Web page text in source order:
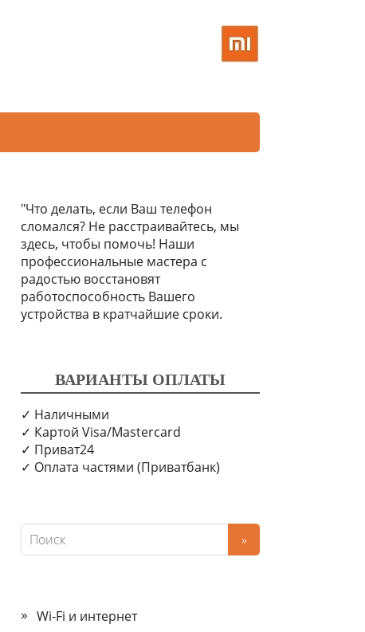
"Что делать, если Ваш телефон
сломался? Не расстраивайтесь, мы
здесь, чтобы помочь! Наши
профессиональные мастера с
радостью восстановят
работоспособность Вашего
устройства в кратчайшие сроки.
ВАРИАНТЫ ОПЛАТЫ
✓ Наличными
✓ Картой Visa/Mastercard
✓ Приват24
✓ Оплата частями (Приватбанк)
Wi‑Fi и интернет